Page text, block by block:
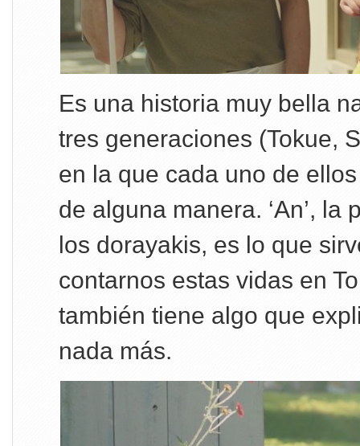
Es una historia muy bella
tres generaciones (Tokue,
en la que cada uno de
de alguna manera. ‘An’, la
los dorayakis, es lo que
contarnos estas vidas en
también tiene algo que
nada más.